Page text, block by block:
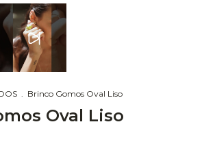
. Brinco Gomos Oval Liso
Oval Liso